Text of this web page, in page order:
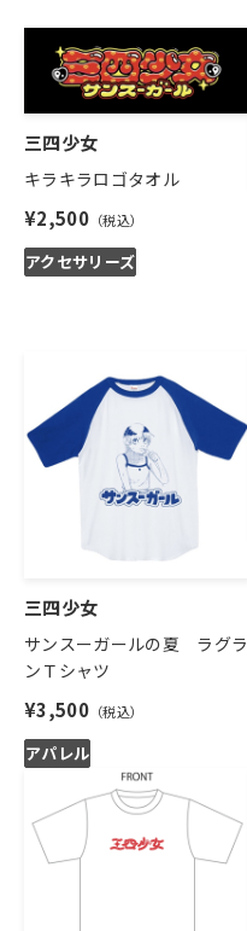
三四少女
キラキラロゴタオル
¥2,500
アクセサリーズ
三四少女
サンスーガールの夏 ラグラ
ンＴシャツ
¥3,500
アパレル